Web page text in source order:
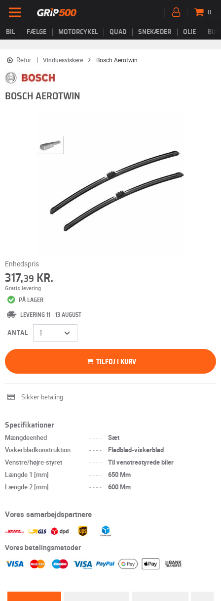
BIL FÆLGE MOTORCYKEL QUAD SNEKÆDER OLIE
0
Retur Vinduesviskere Bosch Aerotwin
BOSCH AEROTWIN
Enhedspris
317,39 KR.
Gratis levering
PÅ LAGER
LEVERING 11 - 13 AUGUST
ANTAL
TILFØJ I KURV
Sikker betaling
Specifikationer
Mængdeenhed ----
Sæt
Viskerbladkonstruktion
----
Fladblad-viskerblad
Venstre/højre-styret
----
Til venstrestyrede biler
Længde 1 [mm]
----
650 Mm
Længde 2 [mm]
---- 600 Mm
Vores samarbejdspartnere
Vores betalingsmetoder